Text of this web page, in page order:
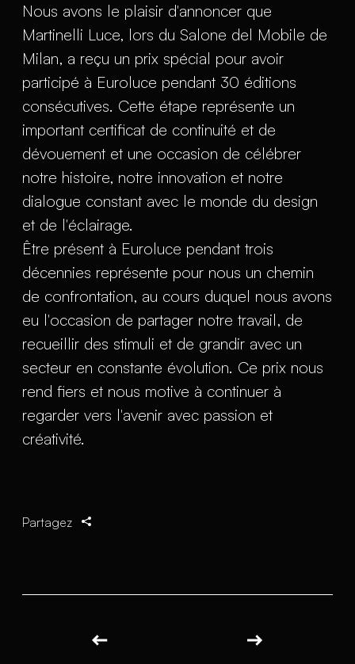
Nous avons le plaisir d'annoncer que
Martinelli Luce, lors du Salone del Mobile de
Milan, a reçu un prix spécial pour avoir
participé à Euroluce pendant 30 éditions
consécutives. Cette étape représente un
important certificat de continuité et de
dévouement et une occasion de célébrer
notre histoire, notre innovation et notre
dialogue constant avec le monde du design
et de l'éclairage.
Être présent à Euroluce pendant trois
décennies représente pour nous un chemin
de confrontation, au cours duquel nous avons
eu l'occasion de partager notre travail, de
recueillir des stimuli et de grandir avec un
secteur en constante évolution. Ce prix nous
rend fiers et nous motive à continuer à
regarder vers l'avenir avec passion et
créativité.
Partagez